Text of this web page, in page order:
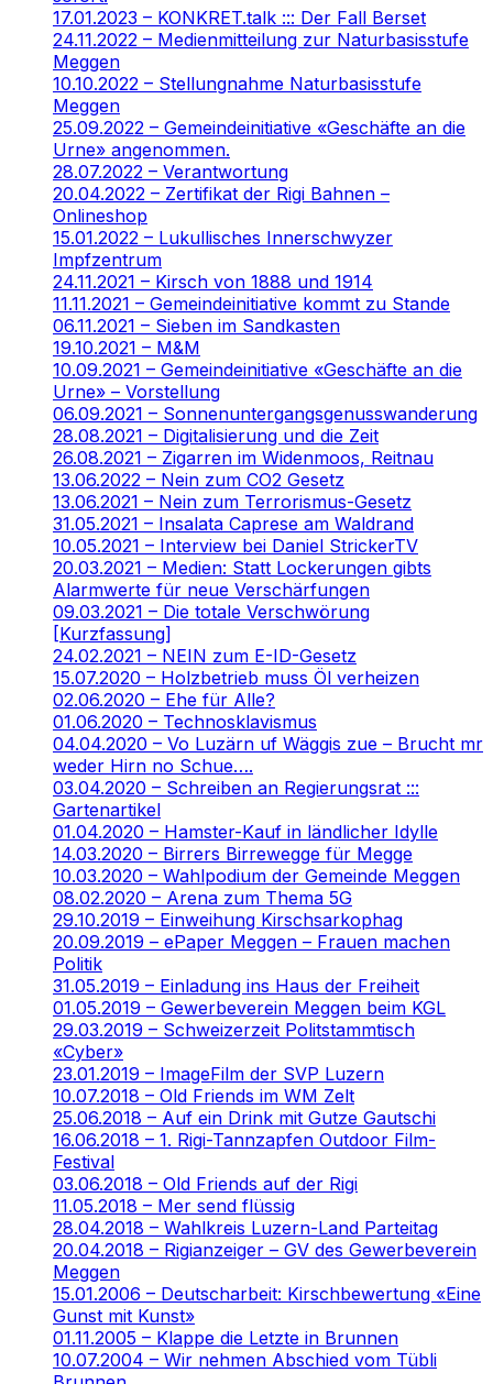
17.01.2023 – KONKRET.talk ::: Der Fall Berset
24.11.2022 – Medienmitteilung zur Naturbasisstufe
Meggen
10.10.2022 – Stellungnahme Naturbasisstufe
Meggen
25.09.2022 – Gemeindeinitiative «Geschäfte an die
Urne» angenommen.
28.07.2022 – Verantwortung
20.04.2022 – Zertifikat der Rigi Bahnen –
Onlineshop
15.01.2022 – Lukullisches Innerschwyzer
Impfzentrum
24.11.2021 – Kirsch von 1888 und 1914
11.11.2021 – Gemeindeinitiative kommt zu Stande
06.11.2021 – Sieben im Sandkasten
19.10.2021 – M&M
10.09.2021 – Gemeindeinitiative «Geschäfte an die
Urne» – Vorstellung
06.09.2021 – Sonnenuntergangsgenusswanderung
28.08.2021 – Digitalisierung und die Zeit
26.08.2021 – Zigarren im Widenmoos, Reitnau
13.06.2022 – Nein zum CO2 Gesetz
13.06.2021 – Nein zum Terrorismus-Gesetz
31.05.2021 – Insalata Caprese am Waldrand
10.05.2021 – Interview bei Daniel StrickerTV
20.03.2021 – Medien: Statt Lockerungen gibts
Alarmwerte für neue Verschärfungen
09.03.2021 – Die totale Verschwörung
[Kurzfassung]
24.02.2021 – NEIN zum E-ID-Gesetz
15.07.2020 – Holzbetrieb muss Öl verheizen
02.06.2020 – Ehe für Alle?
01.06.2020 – Technosklavismus
04.04.2020 – Vo Luzärn uf Wäggis zue – Brucht mr
weder Hirn no Schue….
03.04.2020 – Schreiben an Regierungsrat :::
Gartenartikel
01.04.2020 – Hamster-Kauf in ländlicher Idylle
14.03.2020 – Birrers Birrewegge für Megge
10.03.2020 – Wahlpodium der Gemeinde Meggen
08.02.2020 – Arena zum Thema 5G
29.10.2019 – Einweihung Kirschsarkophag
20.09.2019 – ePaper Meggen – Frauen machen
Politik
31.05.2019 – Einladung ins Haus der Freiheit
01.05.2019 – Gewerbeverein Meggen beim KGL
29.03.2019 – Schweizerzeit Politstammtisch
«Cyber»
23.01.2019 – ImageFilm der SVP Luzern
10.07.2018 – Old Friends im WM Zelt
25.06.2018 – Auf ein Drink mit Gutze Gautschi
16.06.2018 – 1. Rigi-Tannzapfen Outdoor Film-
Festival
03.06.2018 – Old Friends auf der Rigi
11.05.2018 – Mer send flüssig
28.04.2018 – Wahlkreis Luzern-Land Parteitag
20.04.2018 – Rigianzeiger – GV des Gewerbeverein
Meggen
15.01.2006 – Deutscharbeit: Kirschbewertung «Eine
Gunst mit Kunst»
01.11.2005 – Klappe die Letzte in Brunnen
10.07.2004 – Wir nehmen Abschied vom Tübli